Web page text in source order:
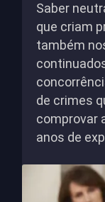
Saber
que criam
também
de crimes
comprovar
anos de